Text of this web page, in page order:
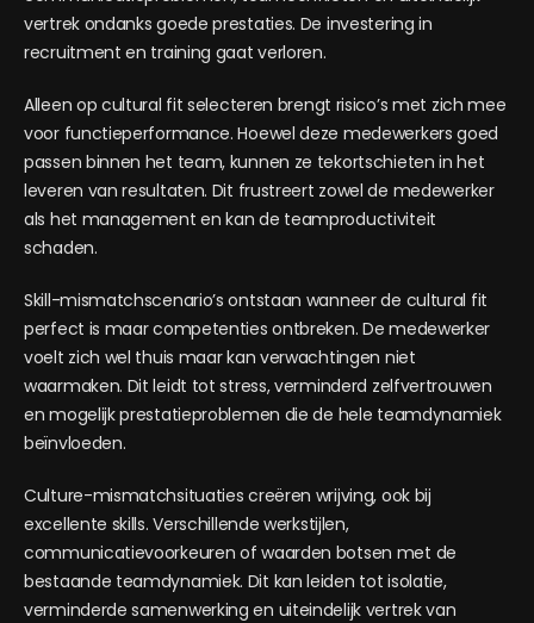
vertrek ondanks goede prestaties. De investering in
recruitment en training gaat verloren.
Alleen op cultural fit selecteren brengt risico’s met zich mee
voor functieperformance. Hoewel deze medewerkers goed
passen binnen het team, kunnen ze tekortschieten in het
leveren van resultaten. Dit frustreert zowel de medewerker
als het management en kan de teamproductiviteit
schaden.
Skill-mismatchscenario’s ontstaan wanneer de cultural fit
perfect is maar competenties ontbreken. De medewerker
voelt zich wel thuis maar kan verwachtingen niet
waarmaken. Dit leidt tot stress, verminderd zelfvertrouwen
en mogelijk prestatieproblemen die de hele teamdynamiek
beïnvloeden.
Culture-mismatchsituaties creëren wrijving, ook bij
excellente skills. Verschillende werkstijlen,
communicatievoorkeuren of waarden botsen met de
bestaande teamdynamiek. Dit kan leiden tot isolatie,
verminderde samenwerking en uiteindelijk vertrek van